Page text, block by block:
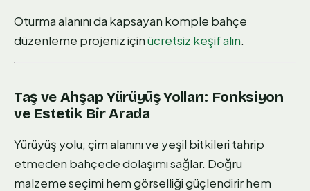
Oturma alanını da kapsayan komple bahçe
düzenleme projeniz içinücretsiz keşif alın.
Taş ve Ahşap Yürüyüş Yolları: Fonksiyon
ve Estetik Bir Arada
Yürüyüş yolu; çim alanını ve yeşil bitkileri tahrip
etmeden bahçede dolaşımı sağlar. Doğru
malzeme seçimi hem görselliği güçlendirir hem